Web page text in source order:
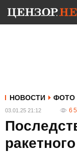
НОВОСТИ ФОТО
03.01.25 21:12 6